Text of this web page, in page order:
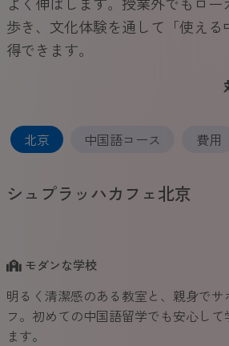
歩き、文化体験を通して「使える
得できます。
北京 中国語コース 費用
シュプラッハカフェ北京
モダンな学校
明るく清潔感のある教室と、親身でサ
フ。初めての中国語留学でも安心し
ます。